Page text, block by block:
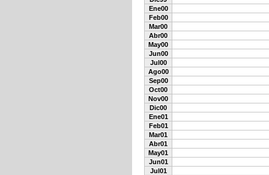
Ene00
Feb00
Mar00
Abr00
May00
Jun00
Jul00
Ago00
Sep00
Oct00
Nov00
Dic00
Ene01
Feb01
Mar01
Abr01
May01
Jun01
Jul01